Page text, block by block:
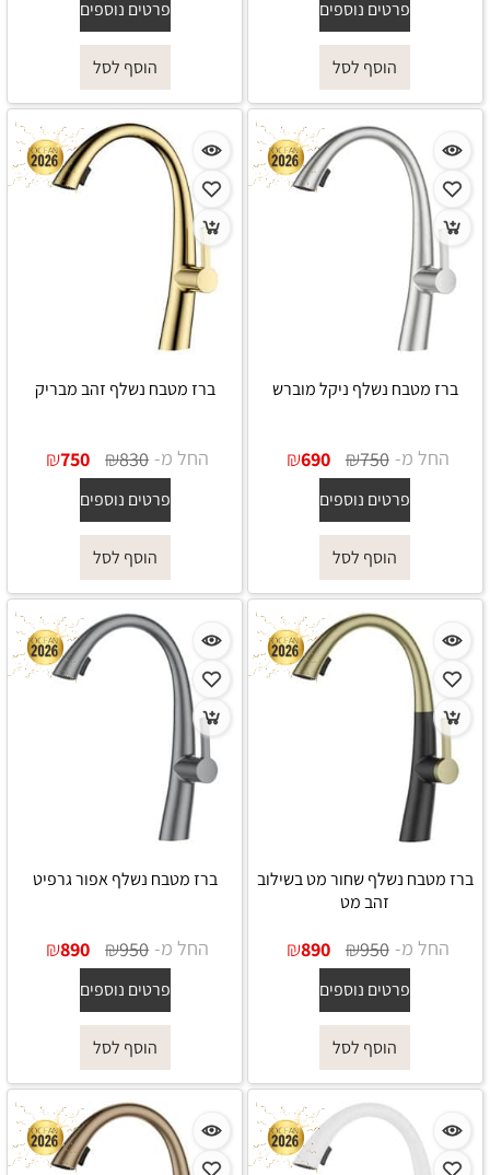
פרטים נוספים
הוסף לסל
פרטים נוספים
הוסף לסל
ברז מטבח נשלף ניקל מוברש
החל מ- ₪750
₪690
פרטים נוספים
הוסף לסל
ברז מטבח נשלף זהב מבריק
החל מ- ₪830
₪750
פרטים נוספים
הוסף לסל
ברז מטבח נשלף שחור מט בשילוב
זהב מט
החל מ- ₪950
₪890
פרטים נוספים
הוסף לסל
ברז מטבח נשלף אפור גרפיט
החל מ- ₪950
₪890
פרטים נוספים
הוסף לסל